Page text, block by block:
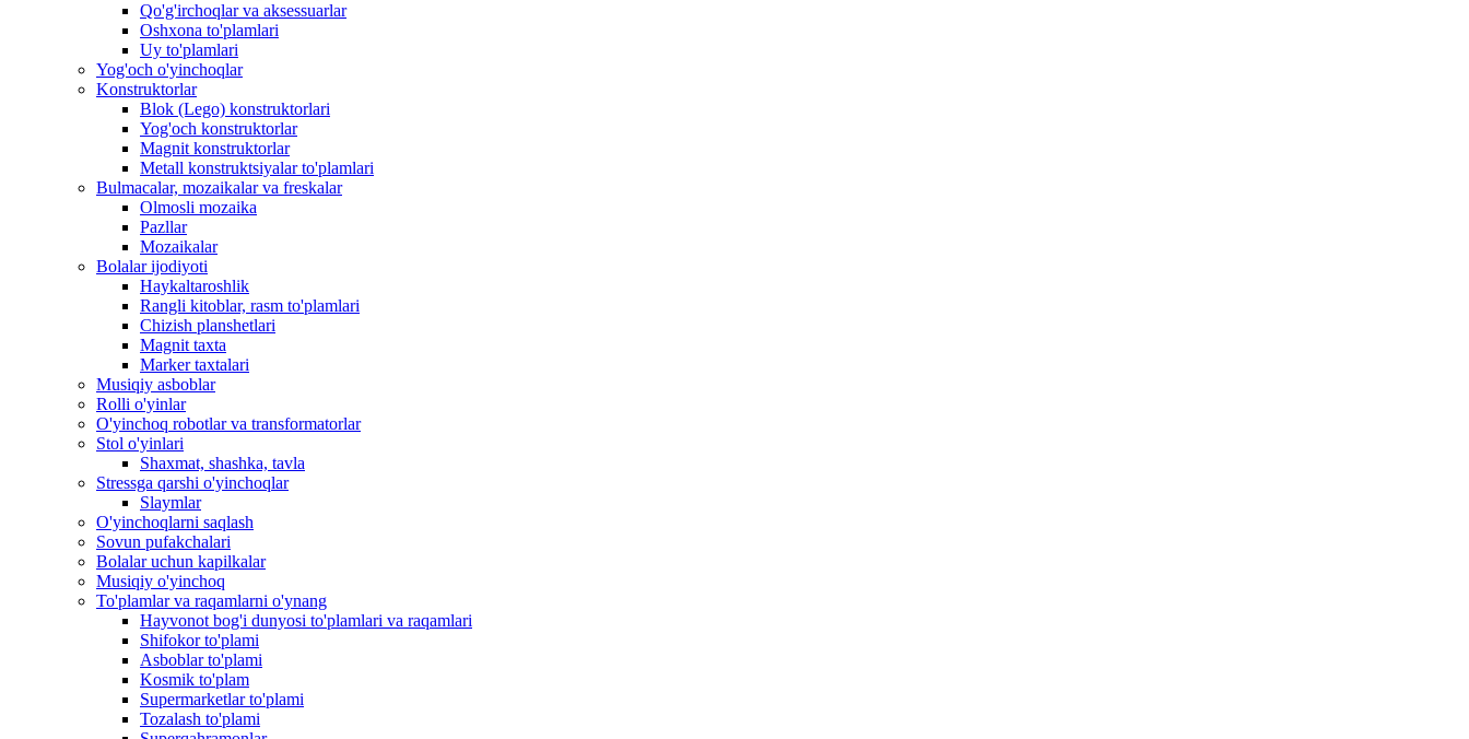
Qo'g'irchoqlar va aksessuarlar
Oshxona to'plamlari
Uy to'plamlari
Yog'och o'yinchoqlar
Konstruktorlar
Blok (Lego) konstruktorlari
Yog'och konstruktorlar
Magnit konstruktorlar
Metall konstruktsiyalar to'plamlari
Bulmacalar, mozaikalar va freskalar
Olmosli mozaika
Pazllar
Mozaikalar
Bolalar ijodiyoti
Haykaltaroshlik
Rangli kitoblar, rasm to'plamlari
Chizish planshetlari
Magnit taxta
Marker taxtalari
Musiqiy asboblar
Rolli o'yinlar
O'yinchoq robotlar va transformatorlar
Stol o'yinlari
Shaxmat, shashka, tavla
Stressga qarshi o'yinchoqlar
Slaymlar
O'yinchoqlarni saqlash
Sovun pufakchalari
Bolalar uchun kapilkalar
Musiqiy o'yinchoq
To'plamlar va raqamlarni o'ynang
Hayvonot bog'i dunyosi to'plamlari va raqamlari
Shifokor to'plami
Asboblar to'plami
Kosmik to'plam
Supermarketlar to'plami
Tozalash to'plami